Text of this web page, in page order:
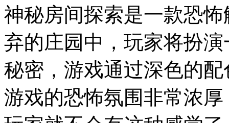
神秘房间探索是一款恐
弃的庄园中，玩家将扮
秘密，游戏通过深色的
游戏的恐怖氛围非常浓